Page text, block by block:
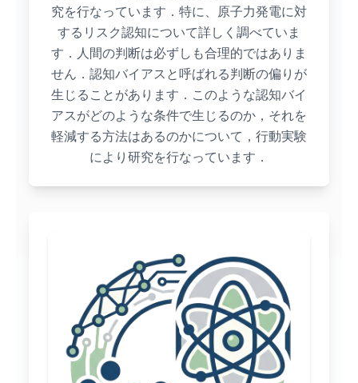
Danger
究を行なっています．特に、原子力発電に対
するリスク認知について詳しく調べていま
す．人間の判断は必ずしも合理的ではありま
せん．認知バイアスと呼ばれる判断の偏りが
生じることがあります．このような認知バイ
アスがどのような条件で生じるのか，それを
軽減する方法はあるのかについて，行動実験
により研究を行なっています．